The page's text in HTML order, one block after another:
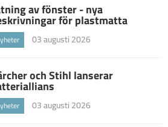
av fönster - nya
för plastmatta
03 augusti 2026
och Stihl lanserar
03 augusti 2026